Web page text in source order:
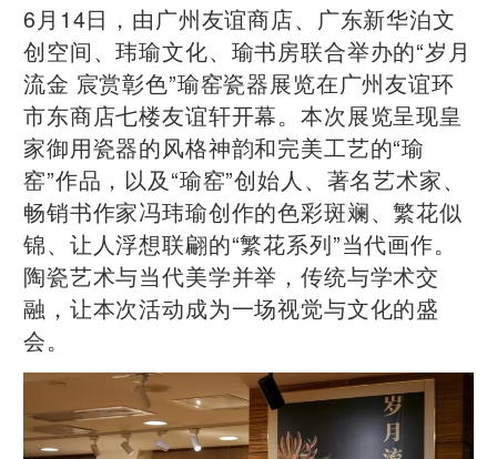
6月14日，由广州友谊商店、广东新华泊文
创空间、玮瑜文化、瑜书房联合举办的“岁月
流金 宸赏彰色”瑜窑瓷器展览在广州友谊环
市东商店七楼友谊轩开幕。本次展览呈现皇
家御用瓷器的风格神韵和完美工艺的“瑜
窑”作品，以及“瑜窑”创始人、著名艺术家、
畅销书作家冯玮瑜创作的色彩斑斓、繁花似
锦、让人浮想联翩的“繁花系列”当代画作。
陶瓷艺术与当代美学并举，传统与学术交
融，让本次活动成为一场视觉与文化的盛
会。